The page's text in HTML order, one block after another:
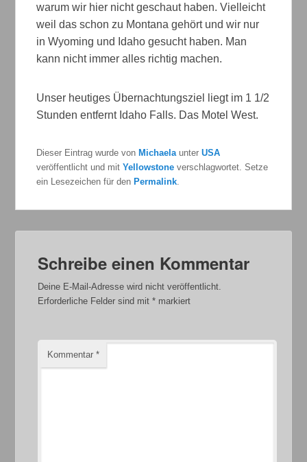
warum wir hier nicht geschaut haben. Vielleicht
weil das schon zu Montana gehört und wir nur
in Wyoming und Idaho gesucht haben. Man
kann nicht immer alles richtig machen.
Unser heutiges Übernachtungsziel liegt im 1 1/2
Stunden entfernt Idaho Falls. Das Motel West.
Dieser Eintrag wurde vonMichaela unterUSA
veröffentlicht und mitYellowstone verschlagwortet. Setze
ein Lesezeichen für denPermalink
Schreibe einen Kommentar
Deine E-Mail-Adresse wird nicht veröffentlicht.
Erforderliche Felder sind mit* markiert
Kommentar*